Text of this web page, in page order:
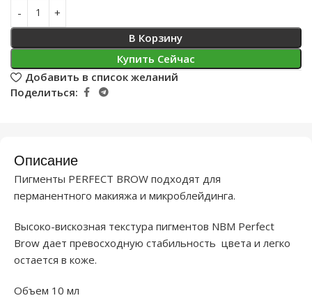
В Корзину
Купить Сейчас
Добавить в список желаний
Поделиться:
Описание
Пигменты PERFECT BROW подходят для
перманентного макияжа и микроблейдинга.
Высоко-вискозная текстура пигментов NBM Perfect
Brow дает превосходную стабильность цвета и легко
остается в коже.
Объем 10 мл